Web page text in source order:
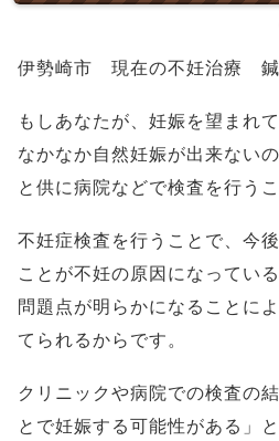
伊勢崎市 現在の不妊治療
もしあなたが、妊娠を望まれ
なかなか自然妊娠が出来ない
と供に病院などで検査を行う
不妊症検査を行うことで、今
ことが不妊の原因になっている
問題点が明らかになることに
てられるからです。
クリニックや病院での検査の
とで妊娠する可能性がある」と